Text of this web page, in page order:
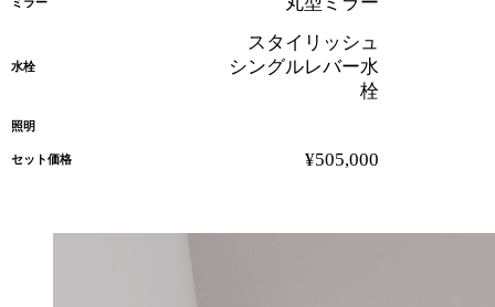
水栓
スタイリッシュ
シングルレバー水
栓
照明
セット価格 ¥505,000